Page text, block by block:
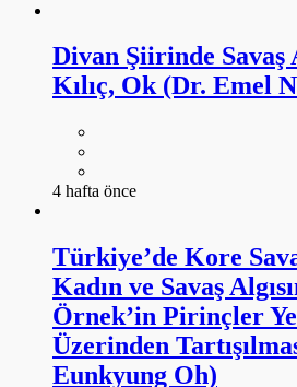
Divan Şiirinde
Kılıç, Ok (Dr. Emel
4 hafta önce
Türkiye’de Kore
Kadın ve Savaş
Örnek’in Pirinçler
Üzerinden
Eunkyung Oh)